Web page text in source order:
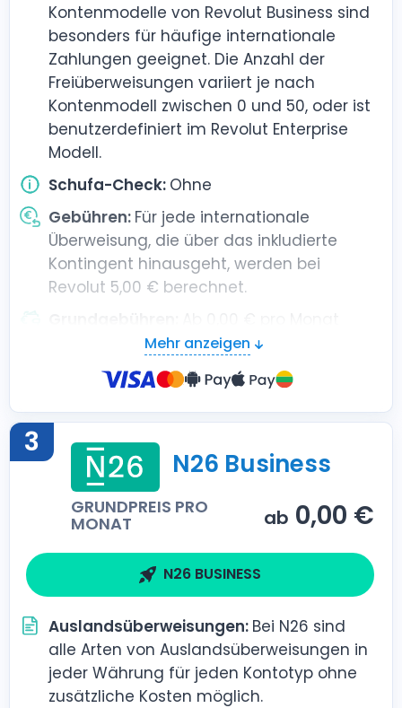
Kontenmodelle von Revolut Business sind
besonders für häufige internationale
Zahlungen geeignet. Die Anzahl der
Freiüberweisungen variiert je nach
Kontenmodell zwischen 0 und 50, oder ist
benutzerdefiniert im Revolut Enterprise
Modell.
Schufa-Check: Ohne
Gebühren: Für jede internationale
Überweisung, die über das inkludierte
Kontingent hinausgeht, werden bei
Revolut 5,00 € berechnet.
Mehr anzeigen
3
N26 Business
GRUNDPREIS PRO
MONAT ab 0,00 €
N26 BUSINESS
Auslandsüberweisungen: Bei N26 sind
alle Arten von Auslandsüberweisungen in
jeder Währung für jeden Kontotyp ohne
zusätzliche Kosten möglich.